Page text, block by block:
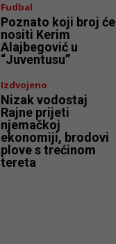
Fudbal
Poznato koji broj će
nositi Kerim
Alajbegović u
“Juventusu”
Izdvojeno
Nizak vodostaj
Rajne prijeti
njemačkoj
ekonomiji, brodovi
plove s trećinom
tereta